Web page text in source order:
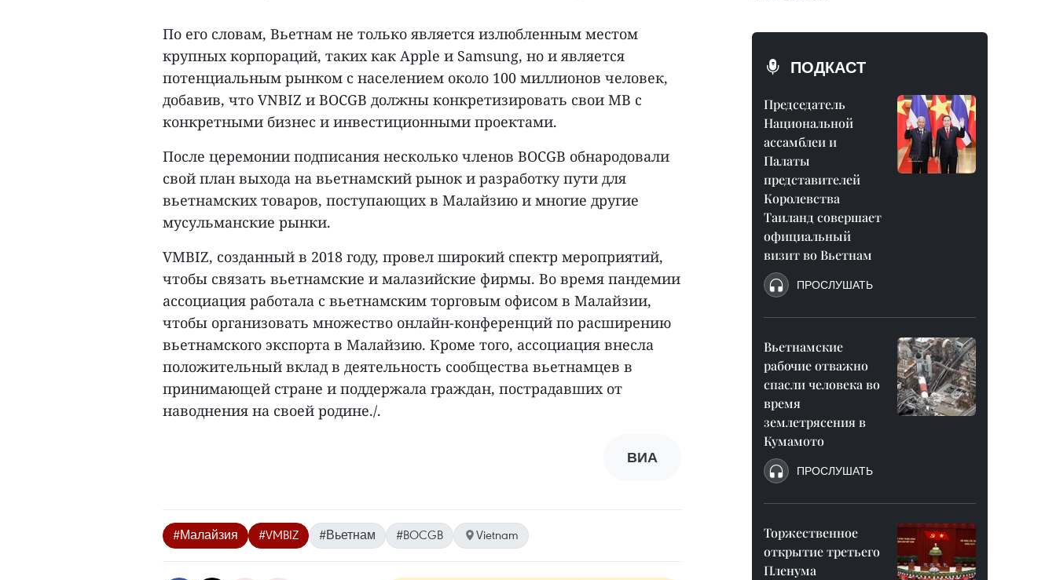
По его словам, Вьетнам не только является излюбленным местом
крупных корпораций, таких как Apple и Samsung, но и является
потенциальным рынком с населением около 100 миллионов человек,
добавив, что VNBIZ и BOCGB должны конкретизировать свои МВ с
конкретными бизнес и инвестиционными проектами.
После церемонии подписания несколько членов BOCGB обнародовали
свой план выхода на вьетнамский рынок и разработку пути для
вьетнамских товаров, поступающих в Малайзию и многие другие
мусульманские рынки.
VMBIZ, созданный в 2018 году, провел широкий спектр мероприятий,
чтобы связать вьетнамские и малазийские фирмы. Во время пандемии
ассоциация работала с вьетнамским торговым офисом в Малайзии,
чтобы организовать множество онлайн-конференций по расширению
вьетнамского экспорта в Малайзию. Кроме того, ассоциация внесла
положительный вклад в деятельность сообщества вьетнамцев в
принимающей стране и поддержала граждан, пострадавших от
наводнения на своей родине./.
ВИА
#Малайзия #VMBIZ #Вьетнам #BOCGB Vietnam
ПОДКАСТ
Председатель
Национальной
ассамблеи и
Палаты
представителей
Королевства
Таиланд совершает
официальный
визит во Вьетнам
ПРОСЛУШАТЬ
Вьетнамские
рабочие отважно
спасли человека во
время
землетрясения в
Кумамото
ПРОСЛУШАТЬ
Торжественное
открытие третьего
Пленума